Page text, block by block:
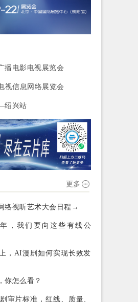
播电影电视展览会
视信息网络展览会
绍兴站
更多
络视听艺术大会日程→
，我们要向这些有线公
，AI漫剧如何实现长效发
你怎么看？
审片标准，红线、质量、